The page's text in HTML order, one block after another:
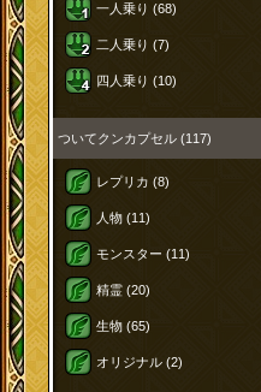
一人乗り (68)
二人乗り (7)
四人乗り (10)
ついてクンカプセル (117)
レプリカ (8)
人物 (11)
モンスター (11)
精霊 (20)
生物 (65)
オリジナル (2)